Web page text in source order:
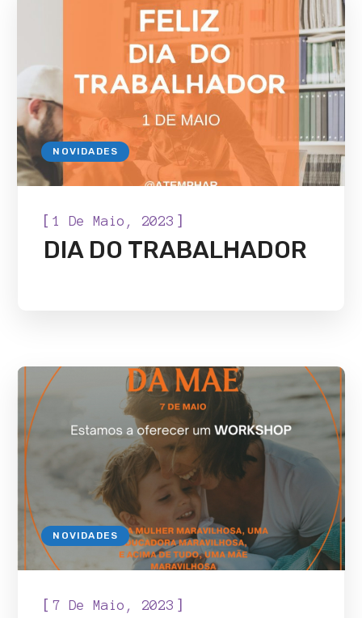
NOVIDADES
[1 De Maio, 2023 ]
DIA DO TRABALHADOR
NOVIDADES
[7 De Maio, 2023 ]